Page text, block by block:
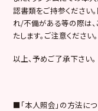
認書類をご持参ください
れ/不備がある等の際は
たします。ご注意ください。
以上、予めご了承下さい。
■「本人照会」の方法に